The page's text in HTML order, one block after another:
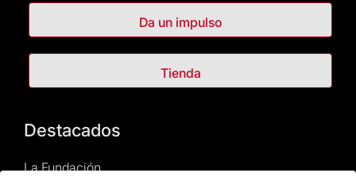
Da un impulso
Tienda
Destacados
La Fundación